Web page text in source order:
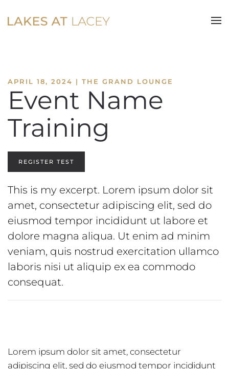
Skip to main content
APRIL 18, 2024 | THE GRAND LOUNGE
Event Name
Training
REGISTER TEST
This is my excerpt. Lorem ipsum dolor sit
amet, consectetur adipiscing elit, sed do
eiusmod tempor incididunt ut labore et
dolore magna aliqua. Ut enim ad minim
veniam, quis nostrud exercitation ullamco
laboris nisi ut aliquip ex ea commodo
consequat.
Lorem ipsum dolor sit amet, consectetur
adipiscing elit, sed do eiusmod tempor incididunt